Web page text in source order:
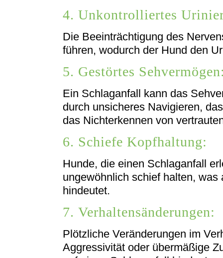
4. Unkontrolliertes
Die Beeinträchtigung des
führen, wodurch der Hund den
5. Gestörtes
Ein Schlaganfall kann das
durch unsicheres Navigieren,
das Nichterkennen von
6. Schiefe Kopfhaltung:
Hunde, die einen Schlaganfall
ungewöhnlich schief halten,
hindeutet.
7. Verhaltensänderungen:
Plötzliche Veränderungen im
Aggressivität oder übermäßige